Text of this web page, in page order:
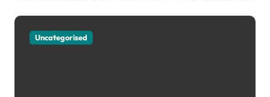
Uncategorised